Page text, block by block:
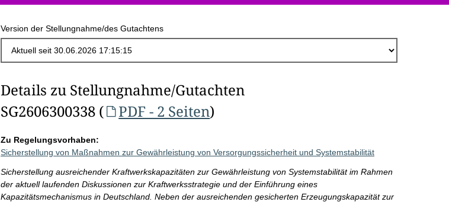
Version der Stellungnahme/des Gutachtens
Details zu Stellungnahme/Gutachten
SG2606300338 (
PDF - 2 Seiten)
Zu Regelungsvorhaben:
Sicherstellung von Maßnahmen zur Gewährleistung von Versorgungssicherheit und Systemstabilität
Sicherstellung ausreichender Kraftwerkskapazitäten zur Gewährleistung von Systemstabilität im Rahmen
der aktuell laufenden Diskussionen zur Kraftwerksstrategie und der Einführung eines
Kapazitätsmechanismus in Deutschland. Neben der ausreichenden gesicherten Erzeugungskapazität zur